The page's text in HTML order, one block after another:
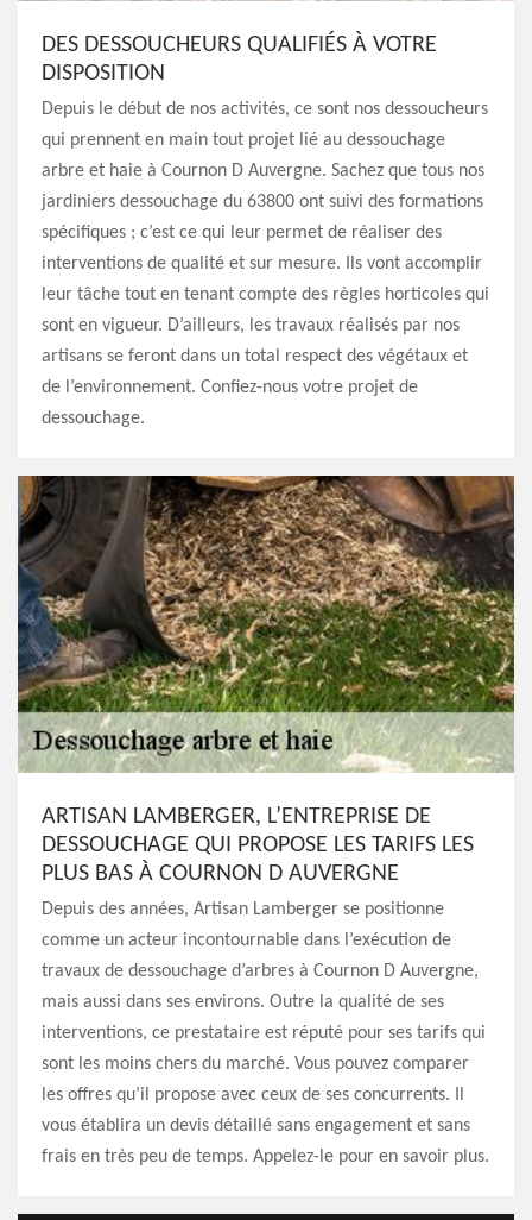
DES DESSOUCHEURS QUALIFIÉS À VOTRE
DISPOSITION
Depuis le début de nos activités, ce sont nos dessoucheurs
qui prennent en main tout projet lié au dessouchage
arbre et haie à Cournon D Auvergne. Sachez que tous nos
jardiniers dessouchage du 63800 ont suivi des formations
spécifiques ; c’est ce qui leur permet de réaliser des
interventions de qualité et sur mesure. Ils vont accomplir
leur tâche tout en tenant compte des règles horticoles qui
sont en vigueur. D’ailleurs, les travaux réalisés par nos
artisans se feront dans un total respect des végétaux et
de l’environnement. Confiez-nous votre projet de
dessouchage.
ARTISAN LAMBERGER, L’ENTREPRISE DE
DESSOUCHAGE QUI PROPOSE LES TARIFS LES
PLUS BAS À COURNON D AUVERGNE
Depuis des années, Artisan Lamberger se positionne
comme un acteur incontournable dans l’exécution de
travaux de dessouchage d’arbres à Cournon D Auvergne,
mais aussi dans ses environs. Outre la qualité de ses
interventions, ce prestataire est réputé pour ses tarifs qui
sont les moins chers du marché. Vous pouvez comparer
les offres qu’il propose avec ceux de ses concurrents. Il
vous établira un devis détaillé sans engagement et sans
frais en très peu de temps. Appelez-le pour en savoir plus.